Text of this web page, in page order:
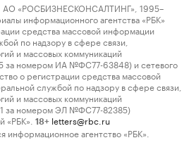
«РОСБИЗНЕСКОНСАЛТИНГ», 1995–
информационного агентства «РБК»
средства массовой информации
по надзору в сфере связи,
и массовых коммуникаций
за номером ИА №ФС77-63848) и сетевого
о регистрации средства массовой
службой по надзору в сфере связи,
и массовых коммуникаций
за номером ЭЛ №ФС77-82385)
«РБК».
18+ letters@rbc.ru
информационное агентство «РБК».